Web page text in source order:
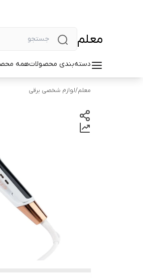
معلم
دسته‌بندی محصولاتهمه
معلم/لوازم شخصی برقی